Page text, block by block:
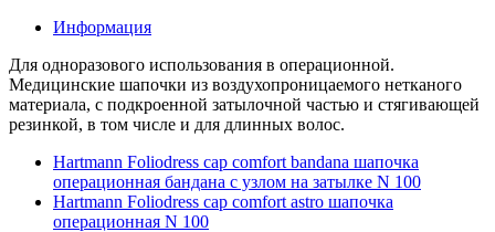
Информация
Для одноразового использования в операционной.
Медицинские шапочки из воздухопроницаемого нетканого
материала, с подкроенной затылочной частью и стягивающей
резинкой, в том числе и для длинных волос.
Hartmann Foliodress cap comfort bandana шапочка
операционная бандана с узлом на затылке N 100
Hartmann Foliodress cap comfort astro шапочка
операционная N 100